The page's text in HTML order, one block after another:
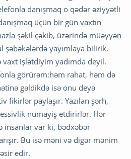
danışmaq o qədər əziyyətli
üçün bir gün vaxtın
şəkil çəkib, üzərində müəyyən
şəbəkələrdə yayımlaya bilirik.
vaxt işlətdiyim yadımda deyil.
görürəm:həm rahat, həm də
gəldikdə isə onu deyə
fikirlər paylaşır. Yazılan şərh,
nümayiş etdirirlər. Hər
insanlar var ki, bədxəbər
Bu isə məni və digər mənim
edir.